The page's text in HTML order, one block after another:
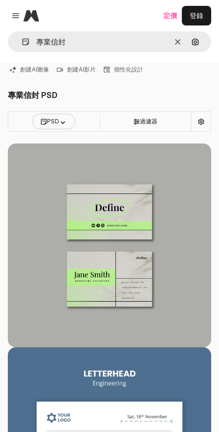
Close menu
Magnific
清除 通過圖
定價 登錄
創建AI圖像 創建AI影片 個性化設計
專業信封 PSD
PSD 過濾器